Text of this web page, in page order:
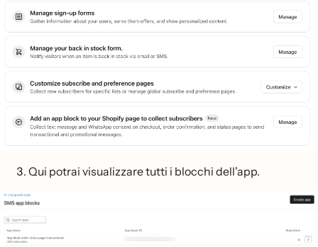
Qui potrai visualizzare tutti i blocchi dell'app.